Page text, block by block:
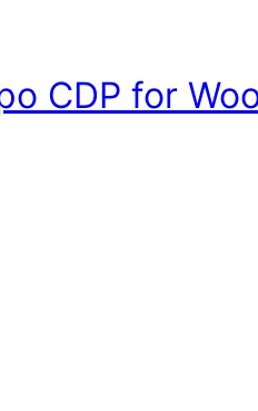
CDP for